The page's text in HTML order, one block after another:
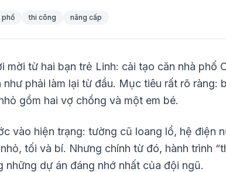
phố thi công nâng cấp
mời từ hai bạn trẻ Linh: cải tạo căn nhà phố
phải làm lại từ đầu. Mục tiêu rất rõ ràng:
gồm hai vợ chồng và một em bé.
vào hiện trạng: tường cũ loang lổ, hệ điện
tối và bí. Nhưng chính từ đó, hành trình
dự án đáng nhớ nhất của đội ngũ.